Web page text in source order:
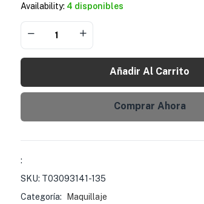
Availability: 4 disponibles
Añadir Al Carrito
Comprar Ahora
:
SKU: T03093141-135
Categoría:
Maquillaje